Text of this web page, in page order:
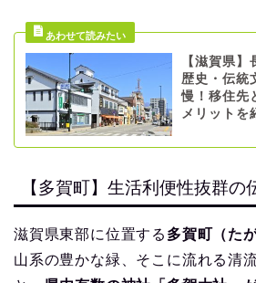
【滋賀県
歴史・伝統
慢！移住先
メリットを
【多賀町】生活利便性抜群の
滋賀県東部に位置する 多賀町（た
山系の豊かな緑、そこに流れる清